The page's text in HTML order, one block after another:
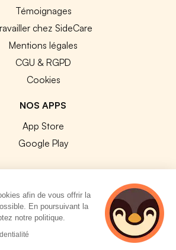
Témoignages
chez SideCare
Mentions légales
CGU & RGPD
Cookies
NOS APPS
App Store
Google Play
Tous droits réservés.
afin de vous offrir la
En poursuivant la
notre politique.
2 personnes
consultent